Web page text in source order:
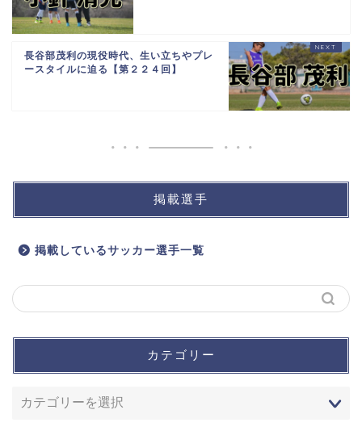
長谷部茂利の現役時代、生い立ちやプレ
ースタイルに迫る【第２２４回】
掲載選手
掲載しているサッカー選手一覧
カテゴリー